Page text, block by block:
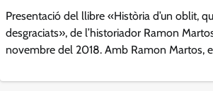
Presentació del llibre «Història d’un oblit,
desgraciats», de l’historiador Ramon
novembre del 2018. Amb Ramon Martos,